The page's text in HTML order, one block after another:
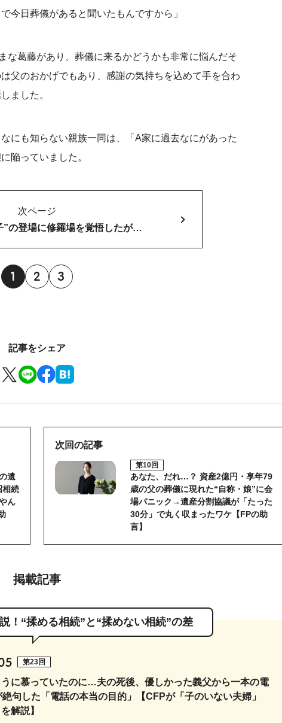
今日葬儀があると聞いたもんですから」
な葛藤があり、葬儀に来るかどうかも非常に悩んだそ
父のおかげでもあり、感謝の気持ちを込めて手を合わ
ました。
にも知らない親族一同は、「A家に過去なにがあった
陥っていました。
次ページ
”の登場に修羅場を覚悟したが…
1 2 3
記事をシェア
遺
相続
ん
次回の記事
第10回
あなた、だれ…？ 資産2億円・享年79
歳の父の葬儀に現れた“自称・娘”に会
場パニック→遺産分割協議が「たった
30分」で丸く収まったワケ【FPの助
言】
掲載記事
！“揉める相続”と“揉めない相続”の差
第23回
に慕っていたのに…夫の死後、優しかった義父から一本の電
句した「電話の本当の目的」【CFPが「子のいない夫婦」
解説】